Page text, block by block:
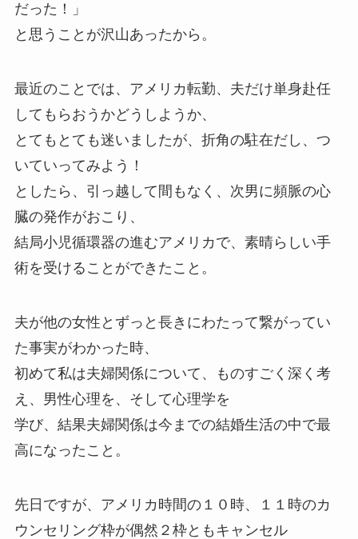
だった！」
と思うことが沢山あったから。
最近のことでは、アメリカ転勤、夫だけ単身赴任
してもらおうかどうしようか、
とてもとても迷いましたが、折角の駐在だし、つ
いていってみよう！
としたら、引っ越して間もなく、次男に頻脈の心
臓の発作がおこり、
結局小児循環器の進むアメリカで、素晴らしい手
術を受けることができたこと。
夫が他の女性とずっと長きにわたって繋がってい
た事実がわかった時、
初めて私は夫婦関係について、ものすごく深く考
え、男性心理を、そして心理学を
学び、結果夫婦関係は今までの結婚生活の中で最
高になったこと。
先日ですが、アメリカ時間の１０時、１１時のカ
ウンセリング枠が偶然２枠ともキャンセル